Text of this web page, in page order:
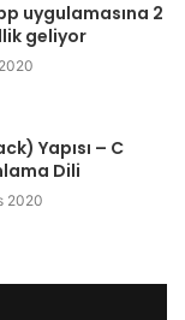
uygulamasına 2
geliyor
Yapısı – C
Dili
2020